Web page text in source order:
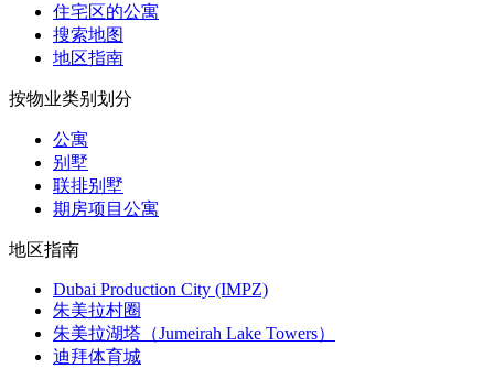
住宅区的公寓
搜索地图
地区指南
按物业类别划分
公寓
别墅
联排别墅
期房项目公寓
地区指南
Dubai Production City (IMPZ)
朱美拉村圈
朱美拉湖塔（Jumeirah Lake Towers）
迪拜体育城